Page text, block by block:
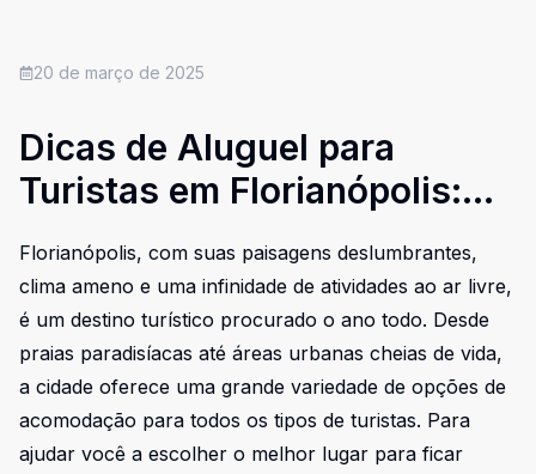
20 de março de 2025
Dicas de Aluguel para
Turistas em Florianópolis:
Onde Ficar nas Melhores
Regiões
Florianópolis, com suas paisagens deslumbrantes,
clima ameno e uma infinidade de atividades ao ar livre,
é um destino turístico procurado o ano todo. Desde
praias paradisíacas até áreas urbanas cheias de vida,
a cidade oferece uma grande variedade de opções de
acomodação para todos os tipos de turistas. Para
ajudar você a escolher o melhor lugar para ficar